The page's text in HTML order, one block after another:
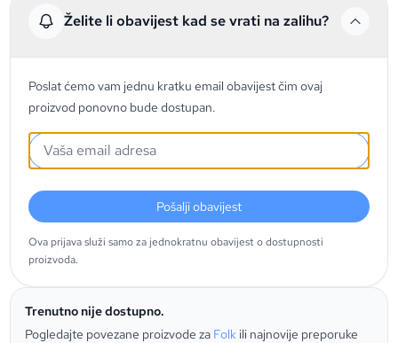
Želite li obavijest kad se vrati na zalihu?
Poslat ćemo vam jednu kratku email obavijest čim ovaj
proizvod ponovno bude dostupan.
Pošalji obavijest
Ova prijava služi samo za jednokratnu obavijest o dostupnosti
proizvoda.
Trenutno nije dostupno.
Pogledajte povezane proizvode za Folk ili najnovije preporuke